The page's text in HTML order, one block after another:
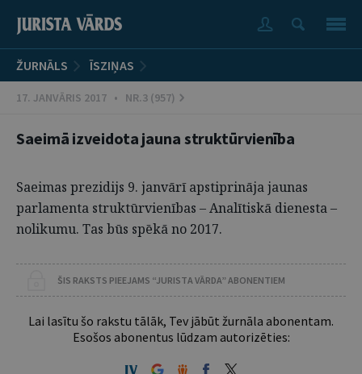
ŽURNĀLS ĪSZIŅAS
17. JANVĀRIS 2017 • NR.3 (957)
Saeimā izveidota jauna struktūrvienība
Saeimas prezidijs 9. janvārī apstiprināja jaunas
parlamenta struktūrvienības – Analītiskā dienesta –
nolikumu. Tas būs spēkā no 2017.
ŠIS RAKSTS PIEEJAMS “JURISTA VĀRDA” ABONENTIEM
Lai lasītu šo rakstu tālāk, Tev jābūt žurnāla abonentam.
Esošos abonentus lūdzam autorizēties: